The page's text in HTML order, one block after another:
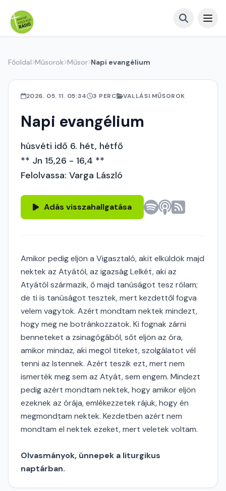
Főoldal Műsorok Műsor Napi evangélium
2026. 05. 11. 05:34 3 PERC VALLÁSI MŰSOROK
Napi evangélium
húsvéti idő 6. hét, hétfő
** Jn 15,26 - 16,4 **
Felolvassa: Varga László
Adás visszahallgatása
Amikor pedig eljön a Vigasztaló, akit elküldök majd
nektek az Atyától, az igazság Lelkét, aki az
Atyától származik, ő majd tanúságot tesz rólam;
de ti is tanúságot tesztek, mert kezdettől fogva
velem vagytok. Azért mondtam nektek mindezt,
hogy meg ne botránkozzatok. Ki fognak zárni
benneteket a zsinagógából, sőt eljön az óra,
amikor mindaz, aki megöl titeket, szolgálatot vél
tenni az Istennek. Azért teszik ezt, mert nem
ismerték meg sem az Atyát, sem engem. Mindezt
pedig azért mondtam nektek, hogy amikor eljön
ezeknek az órája, emlékezzetek rájuk, hogy én
megmondtam nektek. Kezdetben azért nem
mondtam el nektek ezeket, mert veletek voltam.
Olvasmányok, ünnepek a liturgikus
naptárban.